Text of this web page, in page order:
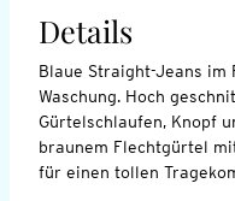
Details
Blaue Straight-Jeans im
Waschung. Hoch
Gürtelschlaufen, Knopf
braunem Flechtgürtel
für einen tollen